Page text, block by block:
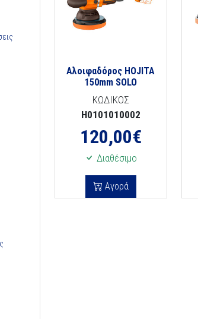
Αλοιφαδόρος HOJITA
150mm SOLO
ΚΩΔΙΚΟΣ
H0101010002
120,00€
Διαθέσιμο
Αγορά